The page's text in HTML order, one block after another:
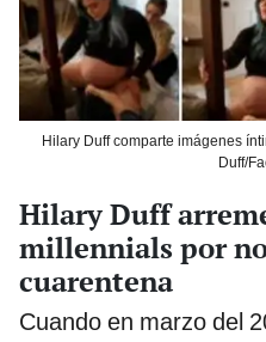
Hilary Duff comparte imágenes
Duff/
Hilary Duff
millennials por
cuarentena
Cuando en marzo del